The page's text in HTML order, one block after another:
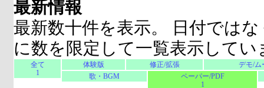
最新情報
最新数十件を表示。 日付では
に数を限定して一覧表示してい
全て
1
体験版 修正/拡張
デモ/ム
歌・BGM
ペーパー/PDF
1